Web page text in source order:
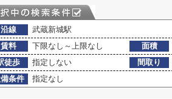
沿線
武蔵新城駅
賃料
下限なし～上限なし 面積
徒歩
指定しない 間取り
条件
指定なし